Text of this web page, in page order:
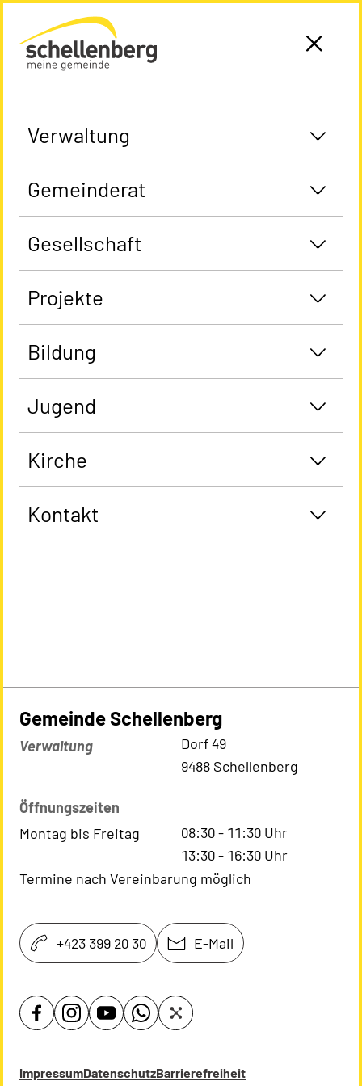
Gemeinde Schellenberg Startseite
Verwaltung
Gemeinderat
Gesellschaft
Projekte
Bildung
Jugend
Kirche
Kontakt
Gemeinde Schellenberg
Verwaltung
Dorf 49
9488 Schellenberg
Öffnungszeiten
Montag bis Freitag
08:30- 11:30 Uhr
13:30- 16:30 Uhr
Termine nach Vereinbarung möglich
+423 399 20 30 E-Mail
ImpressumDatenschutzBarrierefreiheit